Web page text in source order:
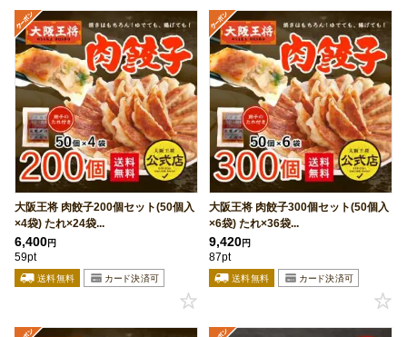
大阪王将 肉餃子200個セット(50個入
×4袋) たれ×24袋...
6,400円
59pt
大阪王将 肉餃子300個セット(50個入
×6袋) たれ×36袋...
9,420円
87pt